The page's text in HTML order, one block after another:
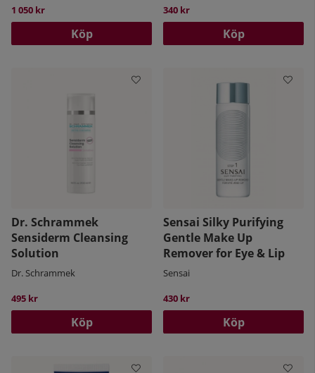
1 050 kr
Köp
340 kr
Köp
Dr. Schrammek
Sensiderm Cleansing
Solution
Dr. Schrammek
495 kr
Köp
Sensai Silky Purifying
Gentle Make Up
Remover for Eye & Lip
Sensai
430 kr
Köp